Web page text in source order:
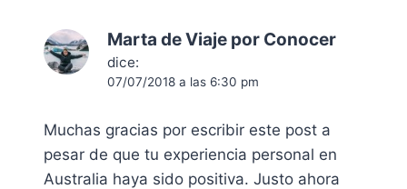
Marta de Viaje por Conocer
dice:
07/07/2018 a las 6:30 pm
Muchas gracias por escribir este post a
pesar de que tu experiencia personal en
Australia haya sido positiva. Justo ahora